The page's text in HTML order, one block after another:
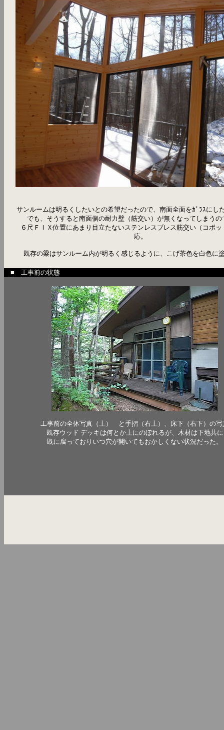
サンルームは明るくしたいとの希望だったので、南面全面をｶﾞﾗｽにし
でも、そうすると南面側の耐力壁（筋交い）が無くなってしまうの
６尺ＦＩＸ位置にあまり目立たないステンレスブレス筋交い（コボ
応。
既存の梁はサンルーム内が明るく感じるように、こげ茶色を白色に
■ 工事前の状態
工事前の全体写真（上） と手摺（右上）、床下（右下）の写
既存ウッド デッキは何とか上にのぼれるが、木材は下地共に
既に腐っておりいつ穴が開いてもおかしく ない状況だった。